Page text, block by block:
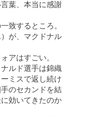
葉、本当に感謝
致するところ。
が、マクドナル
アはすごい。
ルド選手は錦織
ミスで返し続け
のセカンドを結
効いてきたのか